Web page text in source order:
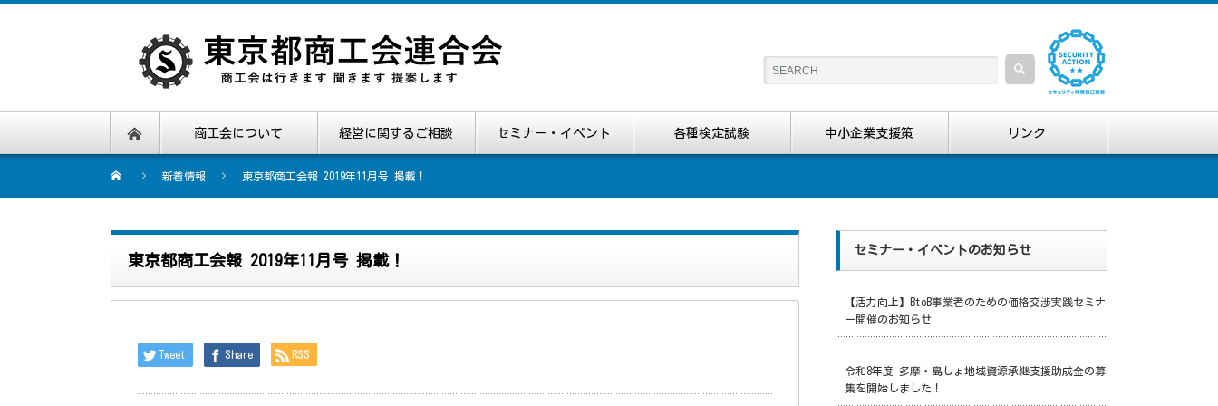
商工会について 経営に関するご相談 セミナー・イベント 各種検定試験 中小企業支援策 リンク
新着情報 東京都商工会報 2019年11月号 掲載！
東京都商工会報 2019年11月号 掲載！
Tweet Share RSS
セミナー・イベントのお知らせ
【活力向上】BtoB事業者のための価格交渉実践セミナ
ー開催のお知らせ
令和8年度 多摩・島しょ地域資源承継支援助成金の募
集を開始しました！